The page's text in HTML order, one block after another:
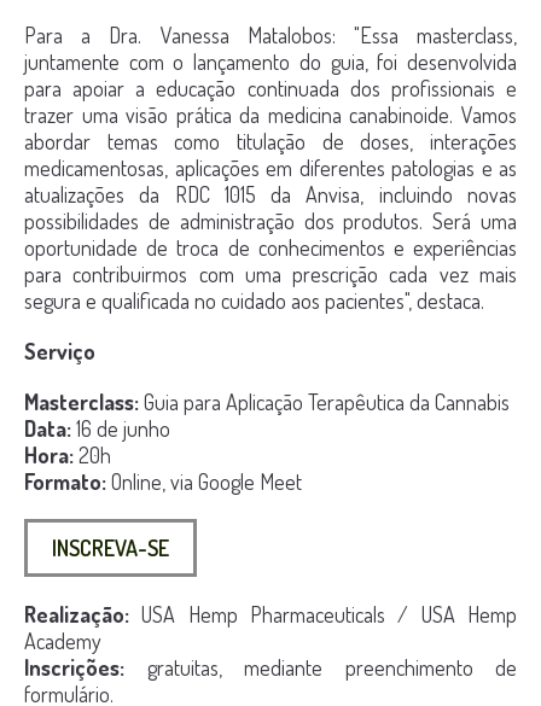
Para a Dra. Vanessa Matalobos: "Essa masterclass,
juntamente com o lançamento do guia, foi desenvolvida
para apoiar a educação continuada dos profissionais e
trazer uma visão prática da medicina canabinoide. Vamos
abordar temas como titulação de doses, interações
medicamentosas, aplicações em diferentes patologias e as
atualizações da RDC 1015 da Anvisa, incluindo novas
possibilidades de administração dos produtos. Será uma
oportunidade de troca de conhecimentos e experiências
para contribuirmos com uma prescrição cada vez mais
segura e qualificada no cuidado aos pacientes", destaca.
Serviço
Masterclass:Guia para Aplicação Terapêutica da Cannabis
Data:16 de junho
Hora:20h
Formato:Online, via Google Meet
INSCREVA-SE
Realização: USA Hemp Pharmaceuticals / USA Hemp
Academy
Inscrições: gratuitas, mediante preenchimento de
formulário.